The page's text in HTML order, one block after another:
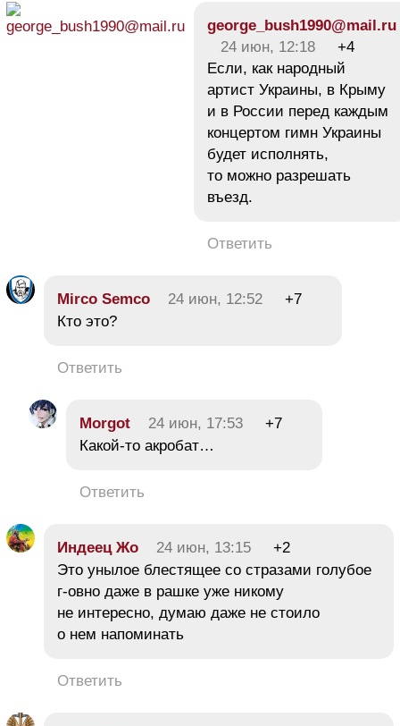
george_bush1990@mail.ru
24 июн, 12:18
+4
Если, как народный
артист Украины, в Крыму
и в России перед каждым
концертом гимн Украины
будет исполнять,
то можно разрешать
въезд.
Ответить
Mirco Semco 24 июн, 12:52
+7
Кто это?
Ответить
Morgot 24 июн, 17:53
+7
Какой-то акробат…
Ответить
Индеец Жо 24 июн, 13:15
+2
Это унылое блестящее со стразами голубое
г-овно даже в рашке уже никому
не интересно, думаю даже не стоило
о нем напоминать
Ответить